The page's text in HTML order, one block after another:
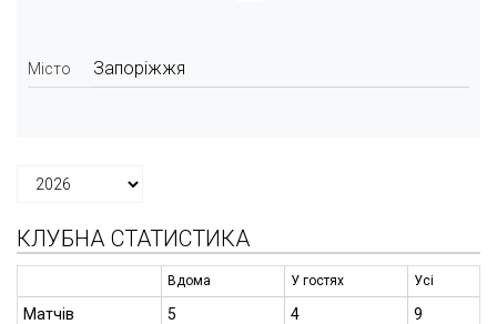
Місто Запоріжжя
КЛУБНА СТАТИСТИКА
Вдома У гостях Усі
Матчів 5 4
9